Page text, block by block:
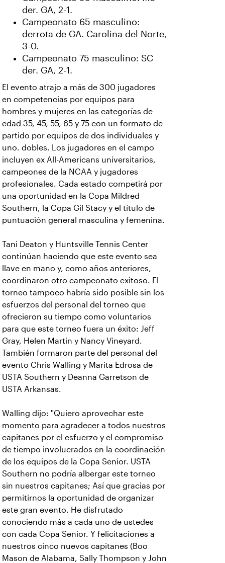
der. GA, 2-1.
Campeonato 65 masculino:
derrota de GA. Carolina del Norte,
3-0.
Campeonato 75 masculino: SC
der. GA, 2-1.
El evento atrajo a más de 300 jugadores
en competencias por equipos para
hombres y mujeres en las categorías de
edad 35, 45, 55, 65 y 75 con un formato de
partido por equipos de dos individuales y
uno. dobles. Los jugadores en el campo
incluyen ex All-Americans universitarios,
campeones de la NCAA y jugadores
profesionales. Cada estado competirá por
una oportunidad en la Copa Mildred
Southern, la Copa Gil Stacy y el título de
puntuación general masculina y femenina.
Tani Deaton y Huntsville Tennis Center
continúan haciendo que este evento sea
llave en mano y, como años anteriores,
coordinaron otro campeonato exitoso. El
torneo tampoco habría sido posible sin los
esfuerzos del personal del torneo que
ofrecieron su tiempo como voluntarios
para que este torneo fuera un éxito: Jeff
Gray, Helen Martin y Nancy Vineyard.
También formaron parte del personal del
evento Chris Walling y Marita Edrosa de
USTA Southern y Deanna Garretson de
USTA Arkansas.
Walling dijo: "Quiero aprovechar este
momento para agradecer a todos nuestros
capitanes por el esfuerzo y el compromiso
de tiempo involucrados en la coordinación
de los equipos de la Copa Senior. USTA
Southern no podría albergar este torneo
sin nuestros capitanes; Así que gracias por
permitirnos la oportunidad de organizar
este gran evento. He disfrutado
conociendo más a cada uno de ustedes
con cada Copa Senior. Y felicitaciones a
nuestros cinco nuevos capitanes (Boo
Mason de Alabama, Sally Thompson y John